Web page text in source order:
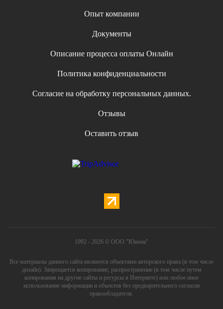
Опыт компании
Документы
Описание процесса оплаты Онлайн
Политика конфиденциальности
Согласие на обработку персональных данных.
Отзывы
Оставить отзыв
1992 - 2026 © ООО "Юнона"
Все материалы данного сайта являются объектами авторского права (в том числе
дизайн). Запрещается копирование, распространение (в том числе путем
копирования на другие сайты и ресурсы в Интернете) или любое иное
использование информации и объектов без предварительного согласия
правообладателя.